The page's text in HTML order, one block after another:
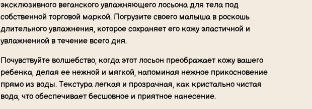
эксклюзивного веганского увлажняющего лосьона для тела под
собственной торговой маркой. Погрузите своего малыша в роскошь
длительного увлажнения, которое сохраняет его кожу эластичной и
увлажненной в течение всего дня.
Почувствуйте волшебство, когда этот лосьон преображает кожу вашего
ребенка, делая ее нежной и мягкой, напоминая нежное прикосновение
прямо из воды. Текстура легкая и прозрачная, как кристально чистая
вода, что обеспечивает бесшовное и приятное нанесение.